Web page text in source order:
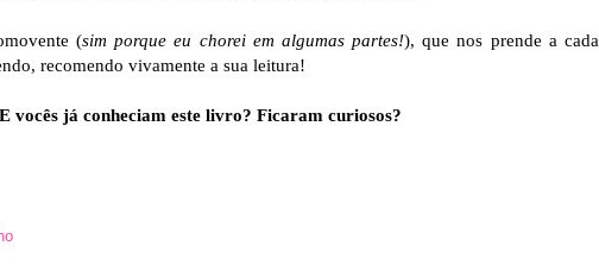
(sim porque eu chorei em algumas partes!), que nos prende a cada
recomendo vivamente a sua leitura!
E vocês já conheciam este livro? Ficaram curiosos?